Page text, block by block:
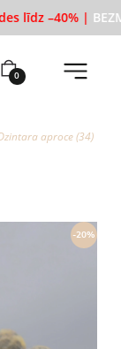
līdz –40% |
0
aproce (34)
-20%